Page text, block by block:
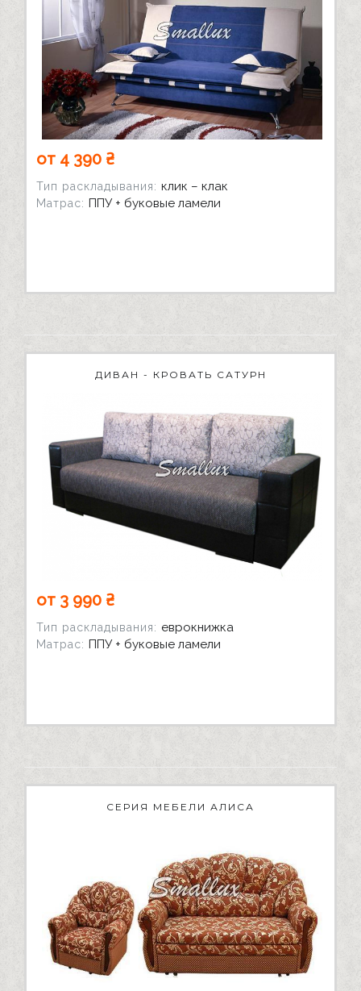
от 4 390 ₴
Тип раскладывания: клик – клак
Матрас: ППУ + буковые ламели
ДИВАН - КРОВАТЬ САТУРН
от 3 990 ₴
Тип раскладывания: еврокнижка
Матрас: ППУ + буковые ламели
СЕРИЯ МЕБЕЛИ АЛИСА